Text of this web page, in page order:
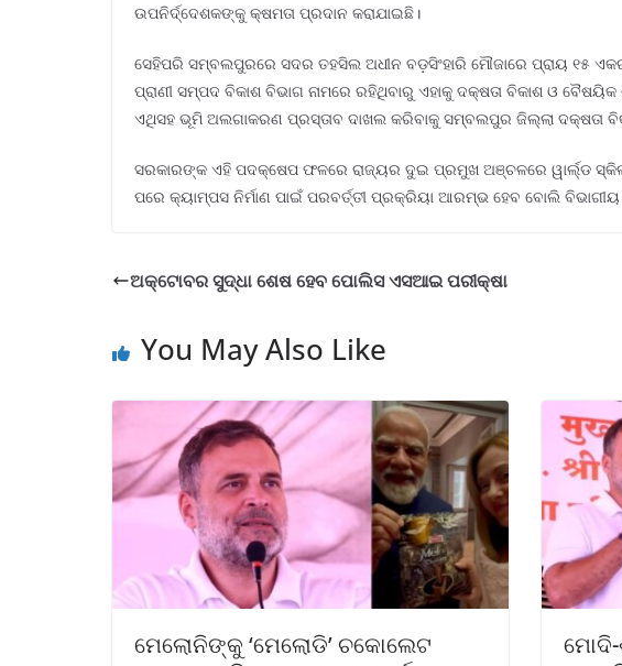
ଉପନିର୍ଦ୍ଦେଶକଙ୍କୁ କ୍ଷମତା ପ୍ରଦାନ କରାଯାଇଛି।
ସେହିପରି ସମ୍ବଲପୁରରେ ସଦର ତହସିଲ ଅଧୀନ ବଡ଼ସିଂହାରି ମୌଜାରେ ପ୍ରାୟ ୧୫
ପ୍ରାଣୀ ସମ୍ପଦ ବିକାଶ ବିଭାଗ ନାମରେ ରହିଥିବାରୁ ଏହାକୁ ଦକ୍ଷତା ବିକାଶ ଓ
ଏଥିସହ ଭୂମି ଅଲଗାକରଣ ପ୍ରସ୍ତାବ ଦାଖଲ କରିବାକୁ ସମ୍ବଲପୁର ଜିଲ୍ଲା ଦକ୍ଷତା
ସରକାରଙ୍କ ଏହି ପଦକ୍ଷେପ ଫଳରେ ରାଜ୍ୟର ଦୁଇ ପ୍ରମୁଖ ଅଞ୍ଚଳରେ ୱାର୍ଲ୍ଡ
ପରେ କ୍ୟାମ୍ପସ ନିର୍ମାଣ ପାଇଁ ପରବର୍ତ୍ତୀ ପ୍ରକ୍ରିୟା ଆରମ୍ଭ ହେବ ବୋଲି
ଅକ୍ଟୋବର ସୁଦ୍ଧା ଶେଷ ହେବ ପୋଲିସ ଏସଆଇ ପରୀକ୍ଷା
You May Also Like
ମେଲୋନିଙ୍କୁ ‘ମେଲୋଡି’ ଚକୋଲେଟ
ମୋଦି-